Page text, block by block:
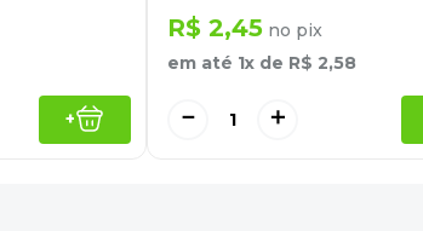
+
R$ 2,45 no pix
em até 1x de R$ 2,58
＋
－